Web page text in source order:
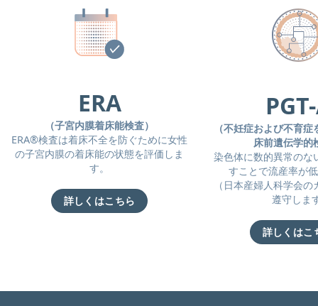
ERA
（子宮内膜着床能検査）
ERA®検査は着床不全を防ぐために女性
の子宮内膜の着床能の状態を評価しま
す。
詳しくはこちら
（不妊症および不育
床前遺伝学的
染色体に数的異常のな
すことで流産率が
（日本産婦人科学会
遵守しま
詳しくはこ